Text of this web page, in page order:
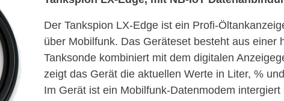
Der Tankspion LX-Edge ist ein Profi-
über Mobilfunk. Das Geräteset besteht aus einer
Tanksonde kombiniert mit dem digitalen
zeigt das Gerät die aktuellen Werte in Liter, %
Im Gerät ist ein Mobilfunk-Datenmodem